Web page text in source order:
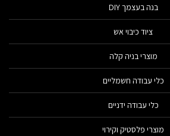
בנה בעצמך DIY
ציוד כיבוי אש
מוצרי בניה קלה
כלי עבודה חשמליים
כלי עבודה ידניים
מוצרי פלסטיק וקירוי